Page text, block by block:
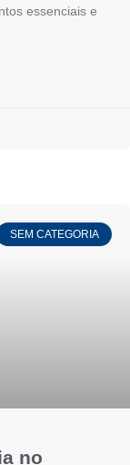
essenciais e
SEM CATEGORIA
no